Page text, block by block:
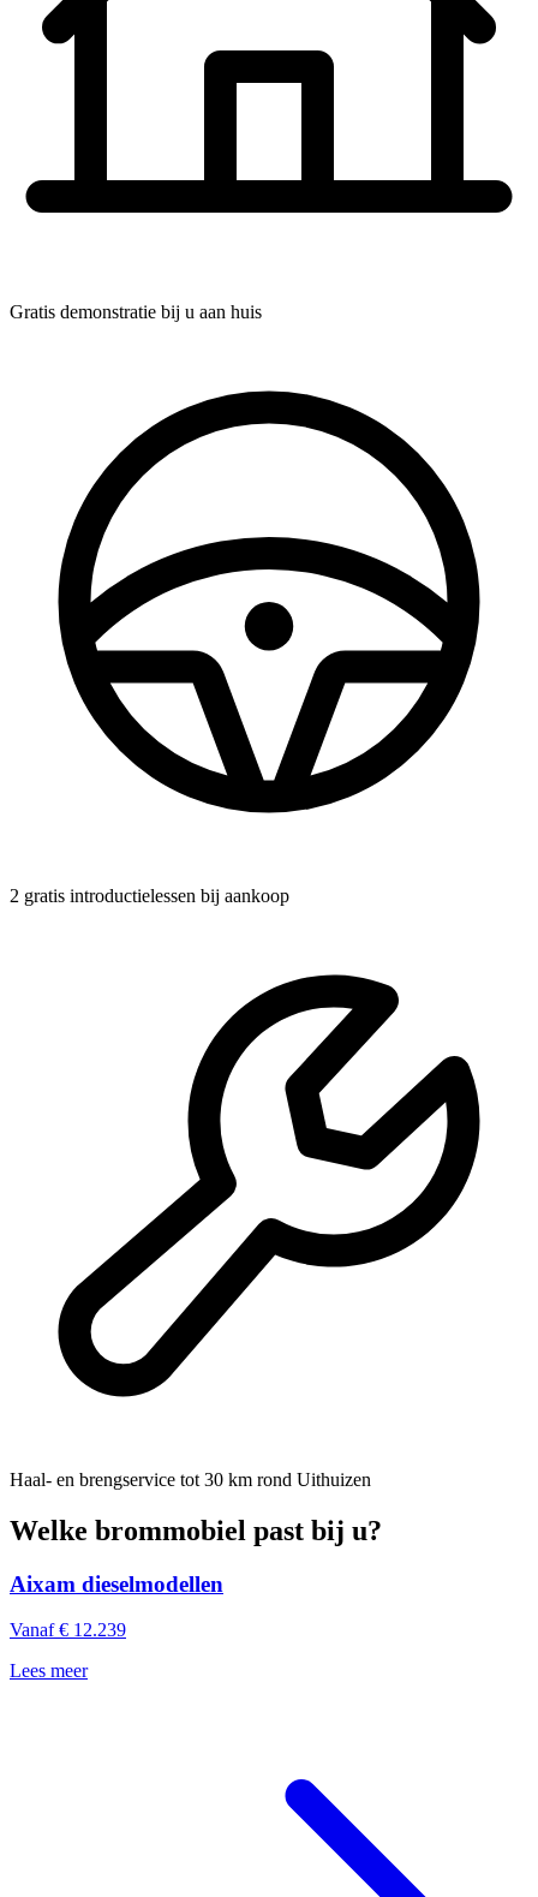
Gratis demonstratie bij u aan huis
2 gratis introductielessen bij aankoop
Haal- en brengservice tot 30 km rond Uithuizen
Welke brommobiel past bij u?
Aixam dieselmodellen
Vanaf € 12.239
Lees meer